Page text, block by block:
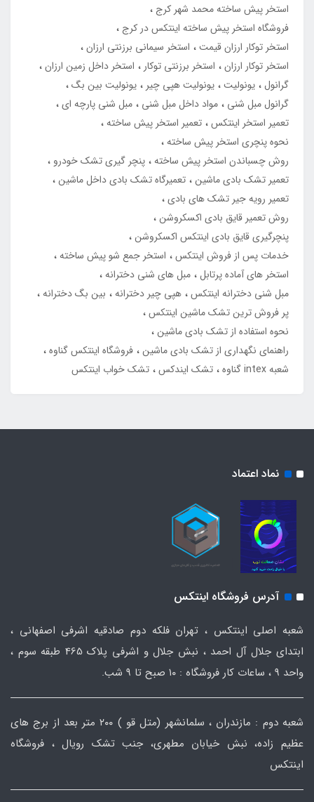
استخر پیش ساخته محمد شهر کرج
فروشگاه استخر پیش ساخته اینتکس در کرج
استخر توکار ارزان قیمت
استخر سیمانی برزنتی ارزان
استخر توکار ارزان
استخر برزنتی توکار
استخر داخل زمین ارزان
گرانول یونولیت یونولیت هپی چیر
یونولیت بین بگ
گرانول مبل شنی
مواد داخل مبل شنی
مبل شنی پارچه ای
تعمیر استخر اینتکس تعمیر استخر پیش ساخته
نحوه پنچری استخر پیش ساخته
روش چسباندن استخر پیش ساخته پنچر گیری تشک خودرو
تعمیر تشک بادی ماشین تعمیرگاه تشک بادی داخل ماشین
تعمیر رویه جیر تشک های بادی
روش تعمیر قایق بادی اکسکروشن
پنچرگیری قایق بادی اینتکس اکسکروشن
خدمات پس از فروش اینتکس
استخر جمع شو پیش ساخته
استخر های آماده پرتابل مبل های شنی دخترانه
مبل شنی دخترانه اینتکس هپی چیر دخترانه
بین بگ دخترانه
پر فروش ترین تشک ماشین اینتکس
نحوه استفاده از تشک بادی ماشین
راهنمای نگهداری از تشک بادی ماشین فروشگاه اینتکس گناوه
شعبه intex گناوه
تشک ایندکس تشک خواب اینتکس
نماد اعتماد
آدرس فروشگاه اینتکس
شعبه اصلی اینتکس ، تهران فلکه دوم صادقیه اشرفی اصفهانی ،
ابتدای جلال آل احمد ، نبش جلال و اشرفی پلاک 465 طبقه سوم ،
واحد ۹ ، ساعات کار فروشگاه : ۱۰ صبح تا ۹ شب.
شعبه دوم : مازندران ، سلمانشهر (متل قو ) ۲۰۰ متر بعد از برج های
عظیم زاده، نبش خیابان مطهری، جنب تشک رویال ، فروشگاه
اینتکس